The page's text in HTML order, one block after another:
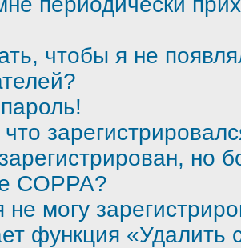
чтобы я не
но
COPPA?
могу
функция «Удалить